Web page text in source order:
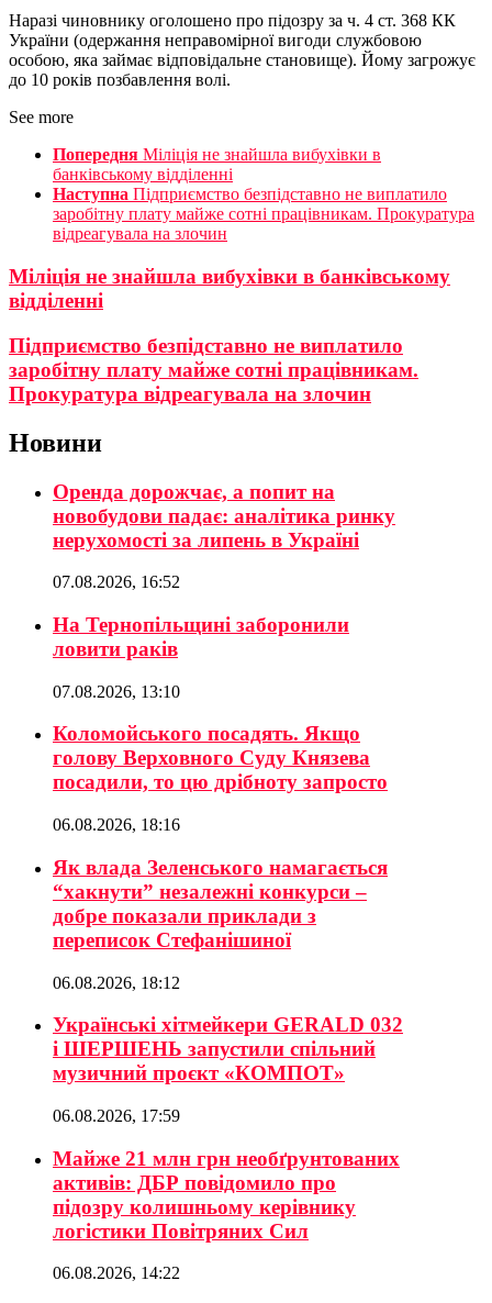
Наразі чиновнику оголошено про підозру за ч. 4 ст. 368 КК
України (одержання неправомірної вигоди службовою
особою, яка займає відповідальне становище). Йому загрожує
до 10 років позбавлення волі.
See more
Попередня Міліція не знайшла вибухівки в
банківському відділенні
Наступна Підприємство безпідставно не виплатило
заробітну плату майже сотні працівникам. Прокуратура
відреагувала на злочин
Міліція не знайшла вибухівки в банківському
відділенні
Підприємство безпідставно не виплатило
заробітну плату майже сотні працівникам.
Прокуратура відреагувала на злочин
Новини
Оренда дорожчає, а попит на
новобудови падає: аналітика ринку
нерухомості за липень в Україні
07.08.2026, 16:52
На Тернопільщині заборонили
ловити раків
07.08.2026, 13:10
Коломойського посадять. Якщо
голову Верховного Суду Князева
посадили, то цю дрібноту запросто
06.08.2026, 18:16
Як влада Зеленського намагається
“хакнути” незалежні конкурси –
добре показали приклади з
переписок Стефанішиної
06.08.2026, 18:12
Українські хітмейкери GERALD 032
і ШЕРШЕНЬ запустили спільний
музичний проєкт «КОМПОТ»
06.08.2026, 17:59
Майже 21 млн грн необґрунтованих
активів: ДБР повідомило про
підозру колишньому керівнику
логістики Повітряних Сил
06.08.2026, 14:22